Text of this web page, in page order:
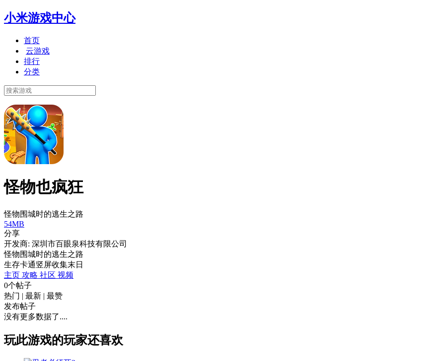
小米游戏中心
首页
云游戏
排行
分类
怪物也疯狂
怪物围城时的逃生之路
54MB
分享
开发商: 深圳市百眼泉科技有限公司
怪物围城时的逃生之路
生存卡通竖屏收集末日
主页 攻略 社区 视频
0个帖子
热门 | 最新 | 最赞
发布帖子
没有更多数据了....
玩此游戏的玩家还喜欢